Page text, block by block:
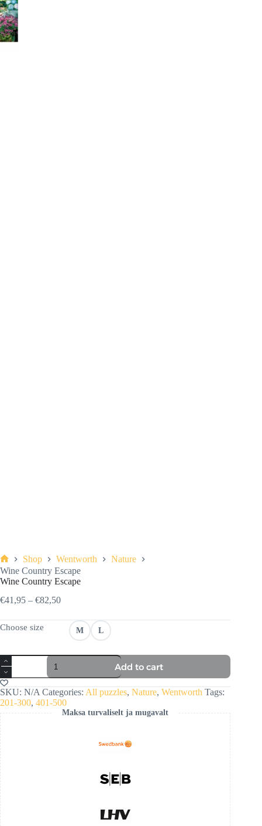
Home
Shop Wentworth
Nature
Wine Country Escape
Wine Country Escape
€41,95 – €82,50Price
€41,95
through
€82,50
Choose size M L
Wine
Country
Escape
quantity
Add to cart
SKU: N/A Categories: All puzzles, Nature, Wentworth Tags:
201-300, 401-500
Maksa turvaliselt ja mugavalt